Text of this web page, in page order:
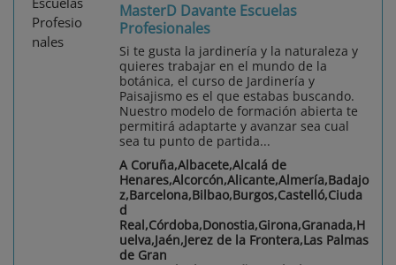
MasterD Davante Escuelas
Profesionales
Si te gusta la jardinería y la naturaleza y
quieres trabajar en el mundo de la
botánica, el curso de Jardinería y
Paisajismo es el que estabas buscando.
Nuestro modelo de formación abierta te
permitirá adaptarte y avanzar sea cual
sea tu punto de partida...
A Coruña,Albacete,Alcalá de
Henares,Alcorcón,Alicante,Almería,Badajo
z,Barcelona,Bilbao,Burgos,Castelló,Ciuda
d
Real,Córdoba,Donostia,Girona,Granada,H
uelva,Jaén,Jerez de la Frontera,Las Palmas
de Gran